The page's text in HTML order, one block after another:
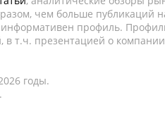
чем больше публикаций
информативен профиль.
т.ч. презентацией о
годы.